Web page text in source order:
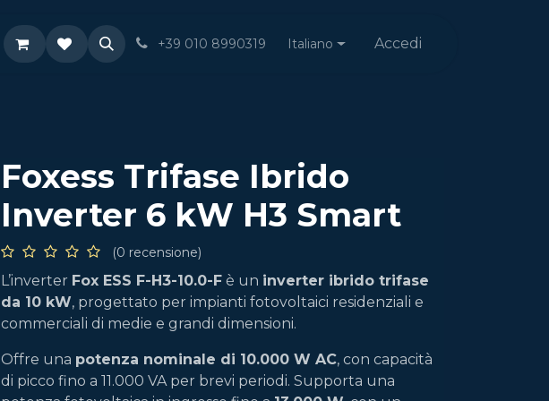
+39 010 8990319 Italiano Accedi
Foxess Trifase Ibrido
Inverter 6 kW H3 Smart
(0 recensione)
L’inverter Fox ESS F-H3-10.0-F è un inverter ibrido trifase
da 10 kW, progettato per impianti fotovoltaici residenziali e
commerciali di medie e grandi dimensioni.
Offre una potenza nominale di 10.000 W AC, con capacità
di picco fino a 11.000 VA per brevi periodi. Supporta una